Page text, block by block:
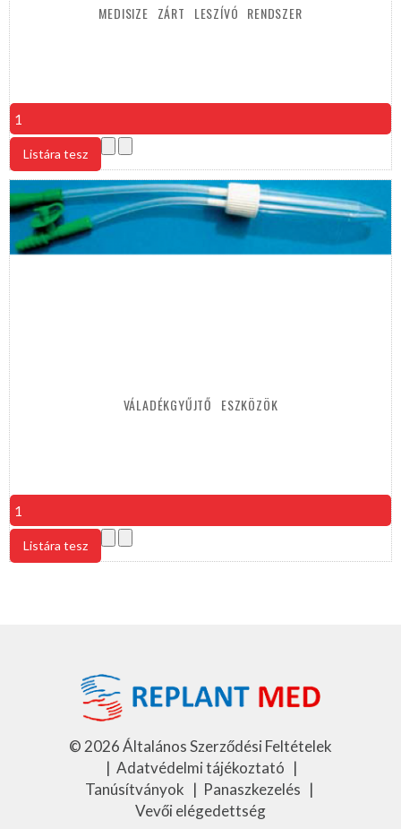
MEDISIZE ZÁRT LESZÍVÓ RENDSZER
VÁLADÉKGYŰJTŐ ESZKÖZÖK
© 2026Általános Szerződési Feltételek
| Adatvédelmi tájékoztató |
Tanúsítványok | Panaszkezelés |
Vevői elégedettség